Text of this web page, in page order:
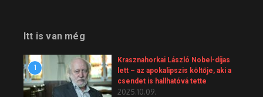
Itt is van még
1
Krasznahorkai László Nobel-díjas
lett – az apokalipszis költője, aki a
csendet is hallhatóvá tette
2025.10.09.